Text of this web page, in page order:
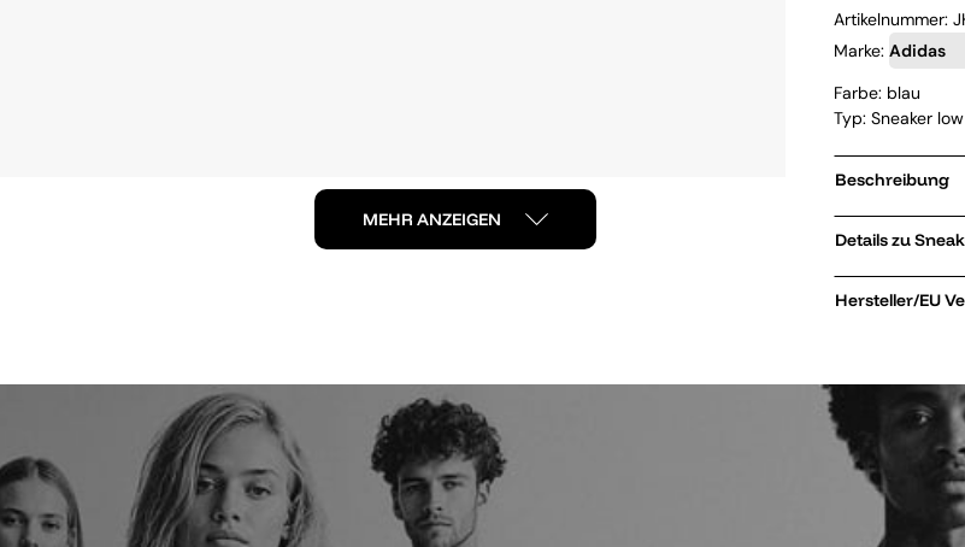
MEHR ANZEIGEN
Artikelnummer:
Marke: Adidas
Farbe: blau
Typ: Sneaker low
Beschreibung
Hersteller/EU